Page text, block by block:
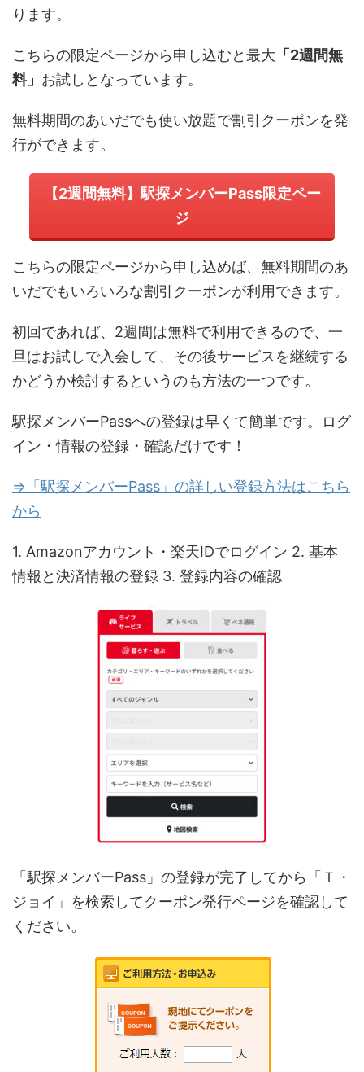
ります。
こちらの限定ページから申し込むと最大 「2週間無
料」 お試しとなっています。
無料期間のあいだでも使い放題で割引クーポンを発
行ができます。
【2週間無料】駅探メンバーPass限定ペー
ジ
こちらの限定ページから申し込めば、無料期間のあ
いだでもいろいろな割引クーポンが利用できます。
初回であれば、2週間は無料で利用できるので、一
旦はお試しで入会して、その後サービスを継続する
かどうか検討するというのも方法の一つです。
駅探メンバーPassへの登録は早くて簡単です。ログ
イン・情報の登録・確認だけです！
⇒「駅探メンバーPass」の詳しい登録方法はこちら
から
1. Amazonアカウント・楽天IDでログイン 2. 基本
情報と決済情報の登録 3. 登録内容の確認
「駅探メンバーPass」の登録が完了してから「Ｔ・
ジョイ」を検索してクーポン発行ページを確認して
ください。